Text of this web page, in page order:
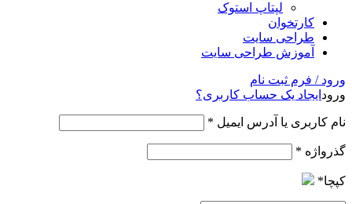
لپتاپ استوک
کارتخوان
طراحی سایت
آموزش طراحی سایت
ورود / فرم ثبت نام
ورود ایجاد یک حساب کاربری؟
نام کاربری یا آدرس ایمیل *
گذرواژه *
کپچا*